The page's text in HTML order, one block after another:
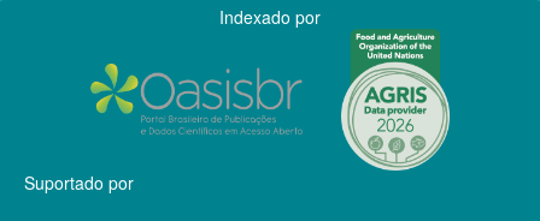
Indexado por
Suportado por